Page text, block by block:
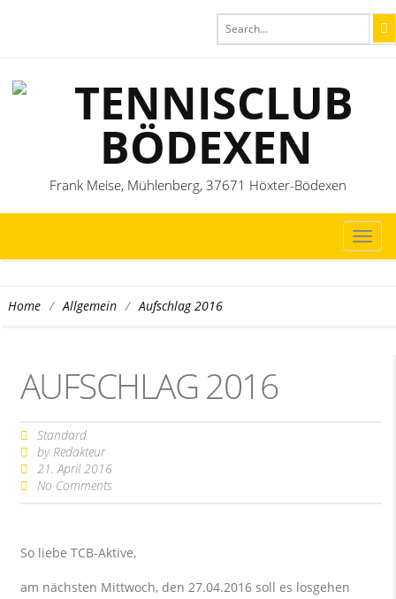
Frank Meise, Mühlenberg, 37671 Höxter-Bödexen
Home / Allgemein / Aufschlag 2016
AUFSCHLAG 2016
Standard
by Redakteur
21. April 2016
No Comments
So liebe TCB-Aktive,
am nächsten Mittwoch, den 27.04.2016 soll es losgehen